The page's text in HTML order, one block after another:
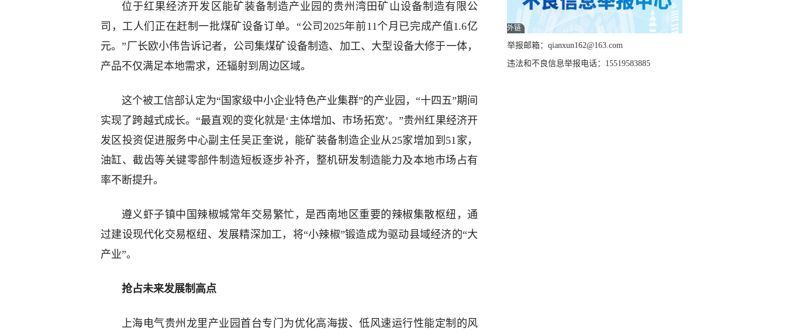
位于红果经济开发区能矿装备制造产业园的贵州湾田矿山设备制造有限公
司，工人们正在赶制一批煤矿设备订单。“公司2025年前11个月已完成产值1.6亿
元。”厂长欧小伟告诉记者，公司集煤矿设备制造、加工、大型设备大修于一体，
产品不仅满足本地需求，还辐射到周边区域。
这个被工信部认定为“国家级中小企业特色产业集群”的产业园，“十四五”期间
实现了跨越式成长。“最直观的变化就是‘主体增加、市场拓宽’。”贵州红果经济开
发区投资促进服务中心副主任吴正奎说，能矿装备制造企业从25家增加到51家，
油缸、截齿等关键零部件制造短板逐步补齐，整机研发制造能力及本地市场占有
率不断提升。
遵义虾子镇中国辣椒城常年交易繁忙，是西南地区重要的辣椒集散枢纽，通
过建设现代化交易枢纽、发展精深加工，将“小辣椒”锻造成为驱动县域经济的“大
产业”。
抢占未来发展制高点
上海电气贵州龙里产业园首台专门为优化高海拔、低风速运行性能定制的风
外链
举报邮箱：qianxun162@163.com
违法和不良信息举报电话：15519583885